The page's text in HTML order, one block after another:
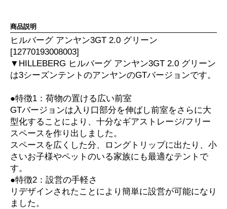
商品説明
ヒルバーグ アンヤン3GT 2.0 グリーン
[12770193008003]
▼HILLEBERG ヒルバーグ アンヤン3GT 2.0 グリーン
は3シーズンテントのアンヤンのGTバージョンです。
●特徴1：荷物の置ける広い前室
GTバージョンは入り口部分を伸ばし前室をさらに大
型化することにより、十分なギアストレージ/フリー
スペースを作り出しました。
スペースを広くした分、ロングトリップに出たり、小
さいお子様やペットのいる家族にも最適なテントで
す。
●特徴2：設営の手軽さ
リデザインされたことにより簡単に設営が可能になり
ました。